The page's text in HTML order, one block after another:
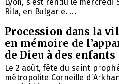
Lyon, s’est rendu le mercredi
Rila, en Bulgarie. ...
Procession dans la
en mémoire de
de Dieu à des enfants
Le 2 août, fête du saint
métropolite Corneille